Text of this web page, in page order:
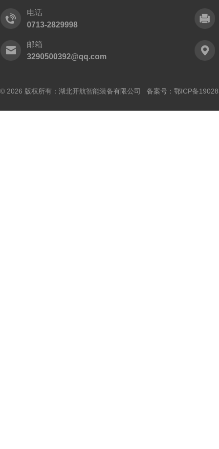
电话
0713-2829998
邮箱
3290500392@qq.com
© 2026 版权所有：湖北开航智能装备有限公司 备案号： 鄂ICP备